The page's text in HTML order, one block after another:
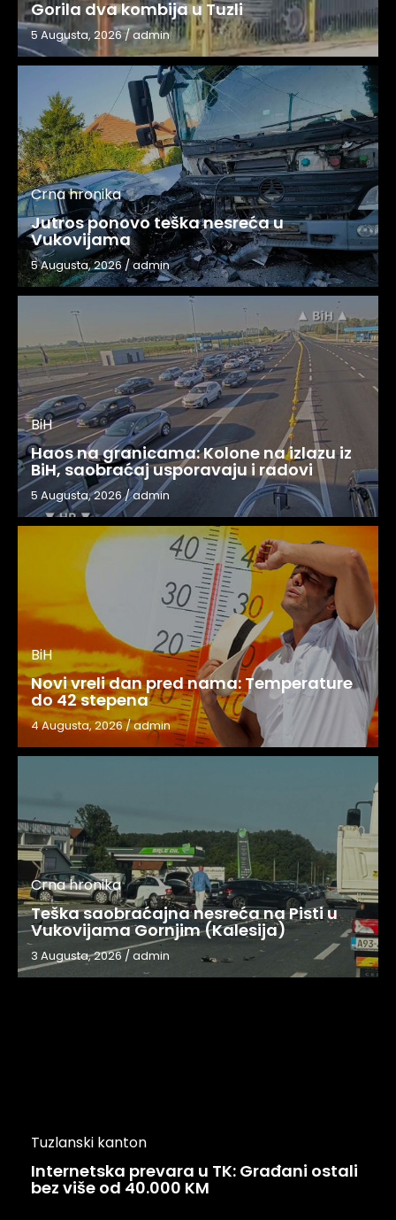
Crna hronika
Jutros ponovo teška nesreća u
Vukovijama
5 Augusta, 2026/admin
Haos na granicama: Kolone na izlazu iz
BiH, saobraćaj usporavaju i radovi
5 Augusta, 2026/admin
Novi vreli dan pred nama: Temperature
do 42 stepena
4 Augusta, 2026 admin
Teška saobraćajna nesreća na Pisti u
Vukovijama Gornjim (Kalesija)
3 Augusta, 2026 /admin